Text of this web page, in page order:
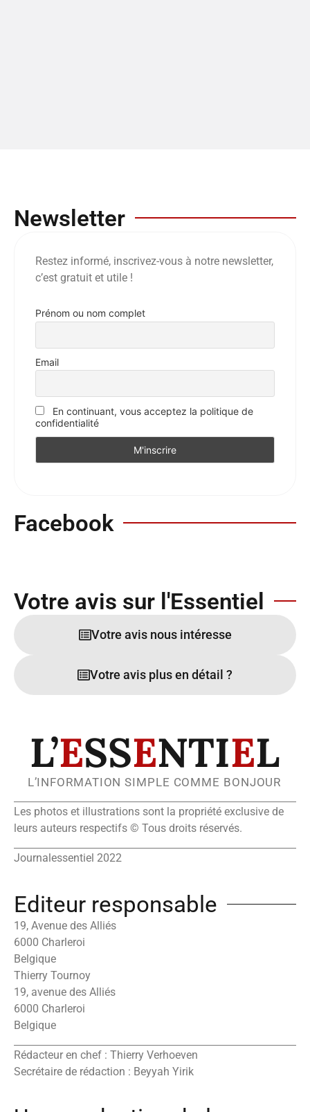
Newsletter
Restez informé, inscrivez-vous à notre newsletter,
c’est gratuit et utile !
Prénom ou nom complet
Email
En continuant, vous acceptez la politique de
confidentialité
Facebook
Votre avis sur l'Essentiel
Votre avis nous intéresse
Votre avis plus en détail ?
L’ESSENTIEL
L’INFORMATION SIMPLE COMME BONJOUR
Les photos et illustrations sont la propriété exclusive de
leurs auteurs respectifs © Tous droits réservés.
Journalessentiel 2022
Editeur responsable
19, Avenue des Alliés
6000 Charleroi
Belgique
Thierry Tournoy
19, avenue des Alliés
6000 Charleroi
Belgique
Rédacteur en chef : Thierry Verhoeven
Secrétaire de rédaction : Beyyah Yirik